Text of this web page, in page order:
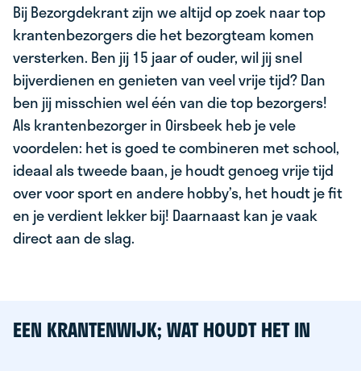
Bij Bezorgdekrant zijn we altijd op zoek naar top
krantenbezorgers die het bezorgteam komen
versterken. Ben jij 15 jaar of ouder, wil jij snel
bijverdienen en genieten van veel vrije tijd? Dan
ben jij misschien wel één van die top bezorgers!
Als krantenbezorger in Oirsbeek heb je vele
voordelen: het is goed te combineren met school,
ideaal als tweede baan, je houdt genoeg vrije tijd
over voor sport en andere hobby’s, het houdt je fit
en je verdient lekker bij! Daarnaast kan je vaak
direct aan de slag.
EEN KRANTENWIJK; WAT HOUDT HET IN